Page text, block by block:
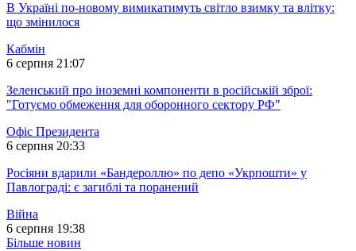
В Україні по-новому вимикатимуть світло взимку та влітку:
що змінилося
Кабмін
6 серпня 21:07
Зеленський про іноземні компоненти в російській зброї:
"Готуємо обмеження для оборонного сектору РФ"
Офіс Президента
6 серпня 20:33
Росіяни вдарили «Бандероллю» по депо «Укрпошти» у
Павлограді: є загиблі та поранений
Війна
6 серпня 19:38
Більше новин